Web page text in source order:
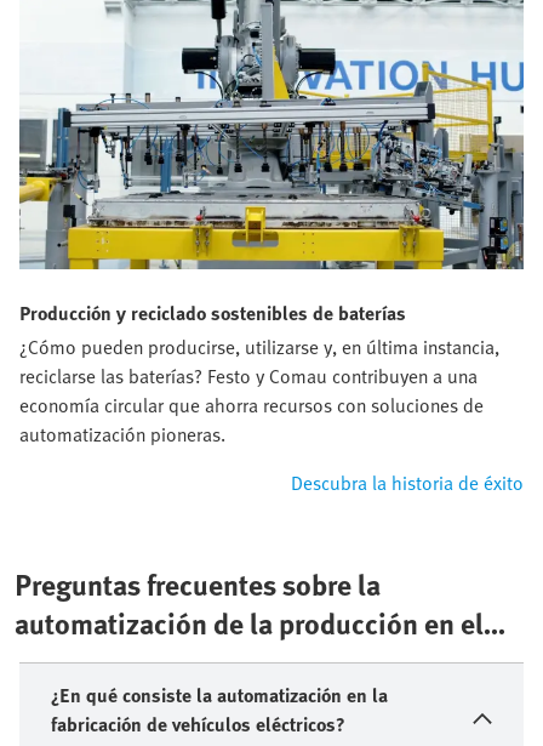
Producción y reciclado sostenibles de baterías
¿Cómo pueden producirse, utilizarse y, en última instancia,
reciclarse las baterías? Festo y Comau contribuyen a una
economía circular que ahorra recursos con soluciones de
automatización pioneras.
Descubra la historia de éxito
Preguntas frecuentes sobre la
automatización de la producción en el
sector de la electromovilidad
¿En qué consiste la automatización en la
fabricación de vehículos eléctricos?